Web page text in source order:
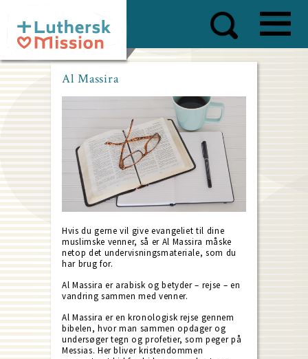
main
content
Al Massira
Hvis du gerne vil give evangeliet til dine
muslimske venner, så er Al Massira måske
netop det undervisningsmateriale, som du
har brug for.
Al Massira er arabisk og betyder – rejse – en
vandring sammen med venner.
Al Massira er en kronologisk rejse gennem
bibelen, hvor man sammen opdager og
undersøger tegn og profetier, som peger på
Messias. Her bliver kristendommen